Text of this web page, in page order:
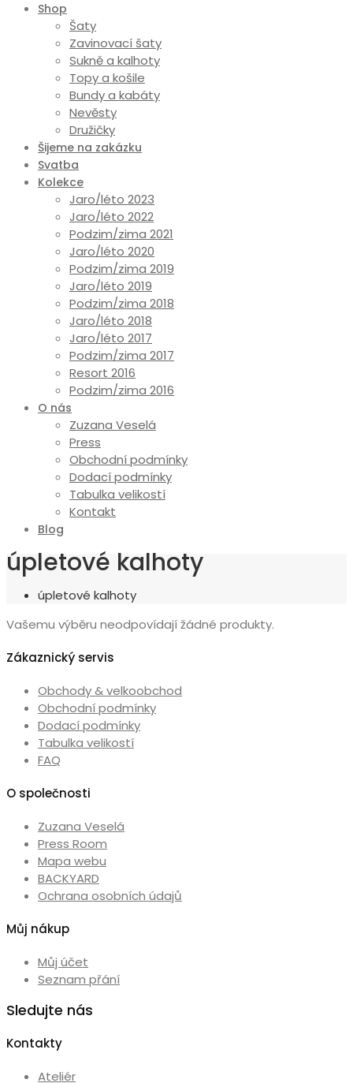
Shop
Šaty
Zavinovací šaty
Sukně a kalhoty
Topy a košile
Bundy a kabáty
Nevěsty
Družičky
Šijeme na zakázku
Svatba
Kolekce
Jaro/léto 2023
Jaro/léto 2022
Podzim/zima 2021
Jaro/léto 2020
Podzim/zima 2019
Jaro/léto 2019
Podzim/zima 2018
Jaro/léto 2018
Jaro/léto 2017
Podzim/zima 2017
Resort 2016
Podzim/zima 2016
O nás
Zuzana Veselá
Press
Obchodní podmínky
Dodací podmínky
Tabulka velikostí
Kontakt
Blog
úpletové kalhoty
úpletové kalhoty
Vašemu výběru neodpovídají žádné produkty.
Zákaznický servis
Obchody & velkoobchod
Obchodní podmínky
Dodací podmínky
Tabulka velikostí
FAQ
O společnosti
Zuzana Veselá
Press Room
Mapa webu
BACKYARD
Ochrana osobních údajů
Můj nákup
Můj účet
Seznam přání
Sledujte nás
Kontakty
Ateliér